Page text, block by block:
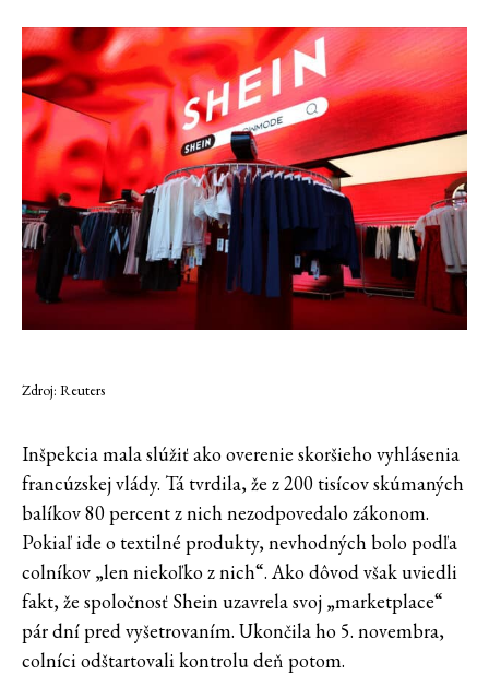
Zdroj: Reuters
Inšpekcia mala slúžiť ako overenie skoršieho vyhlásenia
francúzskej vlády. Tá tvrdila, že z 200 tisícov skúmaných
balíkov 80 percent z nich nezodpovedalo zákonom.
Pokiaľ ide o textilné produkty, nevhodných bolo podľa
colníkov „len niekoľko z nich“. Ako dôvod však uviedli
fakt, že spoločnosť Shein uzavrela svoj „marketplace“
pár dní pred vyšetrovaním. Ukončila ho 5. novembra,
colníci odštartovali kontrolu deň potom.